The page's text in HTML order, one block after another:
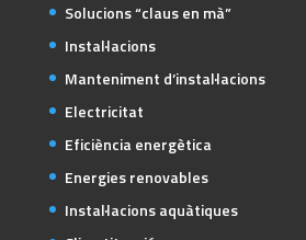
Solucions “claus en mà”
Instal·lacions
Manteniment d’instal·lacions
Electricitat
Eficiència energètica
Energies renovables
Instal·lacions aquàtiques